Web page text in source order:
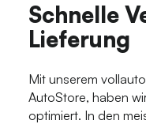
Schnelle
Lieferung
Mit unserem
AutoStore, haben
optimiert. In den